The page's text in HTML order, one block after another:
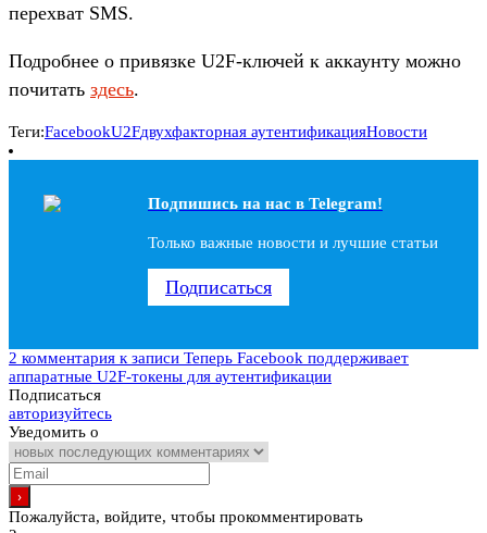
перехват SMS.
Подробнее о привязке U2F-ключей к аккаунту можно
почитать здесь.
Теги:FacebookU2Fдвухфакторная аутентификацияНовости
Подпишись на наc в Telegram!
Только важные новости и лучшие статьи
Подписаться
2 комментария к записи Теперь Facebook поддерживает
аппаратные U2F-токены для аутентификации
Подписаться
авторизуйтесь
Уведомить о
Пожалуйста, войдите, чтобы прокомментировать